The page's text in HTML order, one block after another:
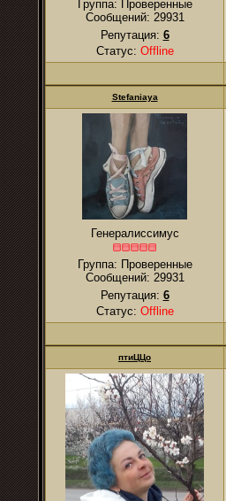
Группа: Проверенные
Сообщений: 29931
Репутация: 6
Статус: Offline
Stefaniaya
Генералиссимус
Группа: Проверенные
Сообщений: 29931
Репутация: 6
Статус: Offline
птиЦЦо